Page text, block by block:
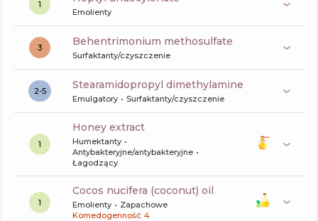
1
Emolienty
3 behentrimonium methosulfate
Surfaktanty/czyszczenie
2-5 Stearamidopropyl dimethylamine
Emulgatory Surfaktanty/czyszczenie
1
honey extract
Humektanty
Antybakteryjne/antybakteryjne
Łagodzący
1
cocos nucifera (coconut) oil
Emolienty
Zapachowe
Komedogenność: 4